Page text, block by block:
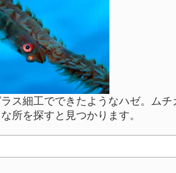
ス細工でできたようなハゼ。ム
所を探すと見つかります。